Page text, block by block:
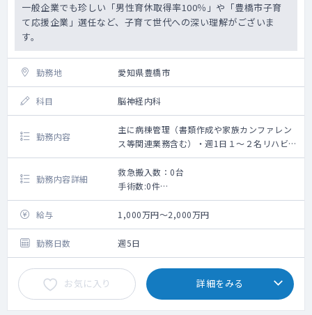
土曜：08：30～08：30
日祝：08：30～08：30
医で対応）
一般企業でも珍しい「男性育休取得率100％」や「豊橋市子育
て応援企業」選任など、子育て世代への深い理解がございま
す。
勤務地 愛知県豊橋市
科目 脳神経内科
勤務内容
主に病棟管理（書類作成や家族カンファレン
ス等関連業務含む）・週1日１～２名リハビリ
前診察あり
勤務内容詳細
救急搬入数：0台
手術数:0件
【日勤帯】
＜回復期リハビリテーション病棟の管理＞
患者数：20～25名程度
対応疾患：脳外疾患が6割、整形疾患が4割
夜間看取り：当直医が対応
※書類作成や家族カンファレンス等関連業
務含む
※週1日リハビリ前診察あり（1～2名）
給与 1,000万円～2,000万円
勤務日数 週5日
お気に入り 詳細をみる